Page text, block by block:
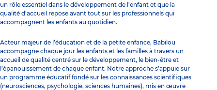
un rôle essentiel dans le développement de l’enfant et que la
qualité d’accueil repose avant tout sur les professionnels qui
accompagnent les enfants au quotidien.
Acteur majeur de l’éducation et de la petite enfance, Babilou
accompagne chaque jour les enfants et les familles à travers un
accueil de qualité centré sur le développement, le bien-être et
l’épanouissement de chaque enfant. Notre approche s’appuie sur
un programme éducatif fondé sur les connaissances scientifiques
(neurosciences, psychologie, sciences humaines), mis en œuvre